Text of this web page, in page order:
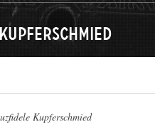
Kupferschmied